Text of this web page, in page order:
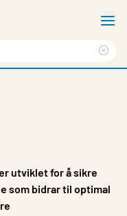
utviklet for å sikre
som bidrar til optimal